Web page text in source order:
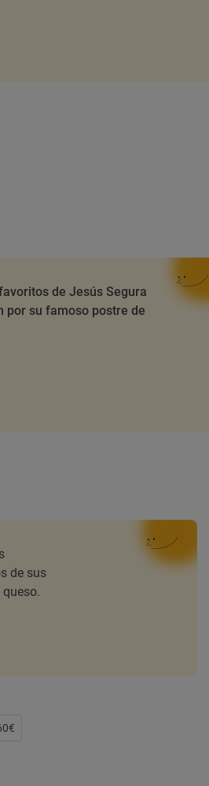
de Jesús Segura
por su famoso postre de
de sus